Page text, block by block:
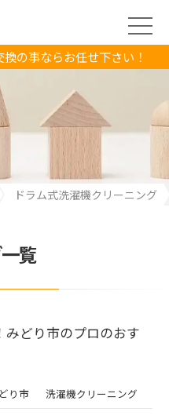
の事ならお任せ下さい！
ドラム式洗濯機クリーニング
覧
みどり市のプロのおす
り市 洗濯機クリーニング